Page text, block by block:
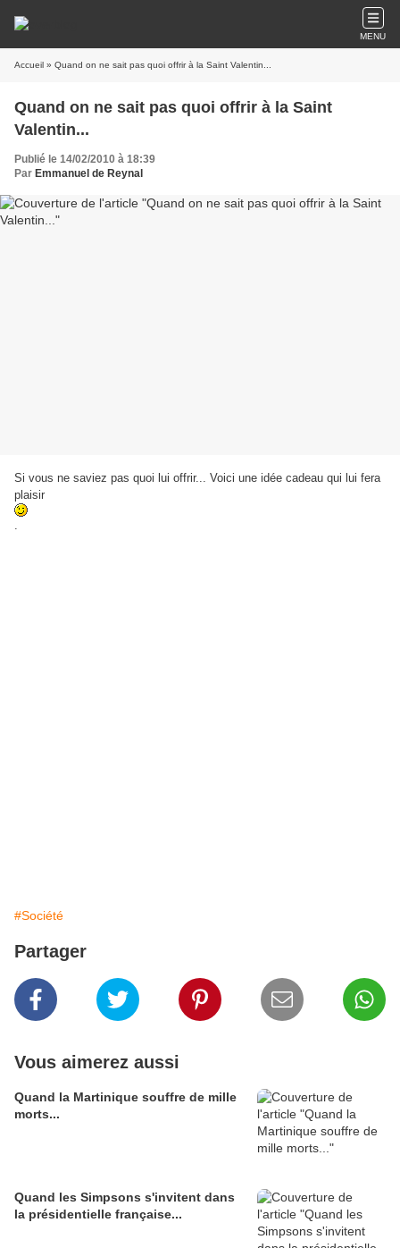
MENU
Accueil » Quand on ne sait pas quoi offrir à la Saint Valentin...
Quand on ne sait pas quoi offrir à la Saint
Valentin...
Publié le 14/02/2010 à 18:39
Par Emmanuel de Reynal
Si vous ne saviez pas quoi lui offrir... Voici une idée cadeau qui lui fera
plaisir
.
#Société
Partager
Vous aimerez aussi
Quand la Martinique souffre de mille
morts...
Quand les Simpsons s'invitent dans
la présidentielle française...